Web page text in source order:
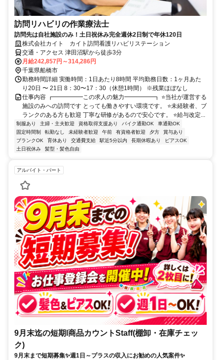
訪問リハビリの作業療法士
訪問先は自社施設のみ！土日祝休み完全週休2日制で年休120日
株式会社カイト カイト訪問看護リハビリステーション
交通・アクセス 津田沼駅から徒歩3分
月給242,857円～314,286円
千葉県船橋市
勤務時間詳細 実働時間：1日あたり8時間 平均勤務日数：1ヶ月あた
り20日 〜 21日 8：30〜17：30（休憩1時間） ※残業ほぼなし
仕事内容 ┏━━━━━この求人の魅力━━━━━┓ ⭐当社が運営する
施設のみへの訪問です とっても働きやすい環境です。 ⭐未経験者、ブ
ランクのある方も歓迎 丁寧な研修があるので安心です。 ⭐給与改定...
制服あり 主婦・主夫歓迎 資格取得支援あり バイク通勤OK
車通勤OK
固定時間制
転勤なし 未経験者歓迎 午前 有資格者歓迎 夕方
賞与あり
ブランクOK
育休あり 交通費支給 駅近5分以内 長期休暇あり
ピアスOK
土日祝休み
髪型・髪色自由
アルバイト・パート
9月末迄の短期l商品カウントStaff(棚卸・在庫チェッ
ク)
9月末まで短期募集✨週1日～プラスの収入にお勧めの人気案件✨